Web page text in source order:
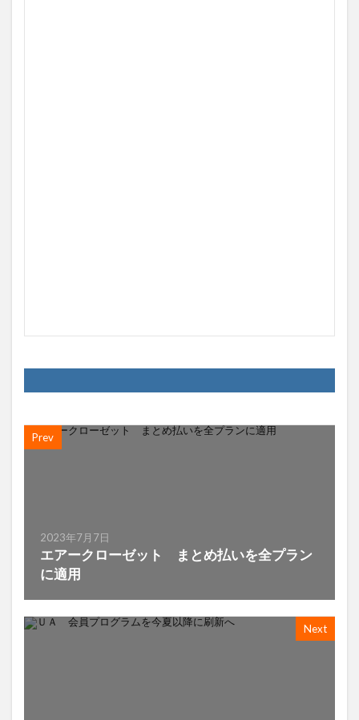
Prev
2023年7月7日
エアークローゼット まとめ払いを全プラン
に適用
Next